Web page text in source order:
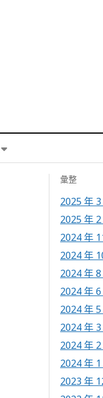
彙整
2025 年 3
2025 年 2
2024 年
2024 年
2024 年 8
2024 年 6
2024 年 5
2024 年 3
2024 年 2
2024 年 1
2023 年